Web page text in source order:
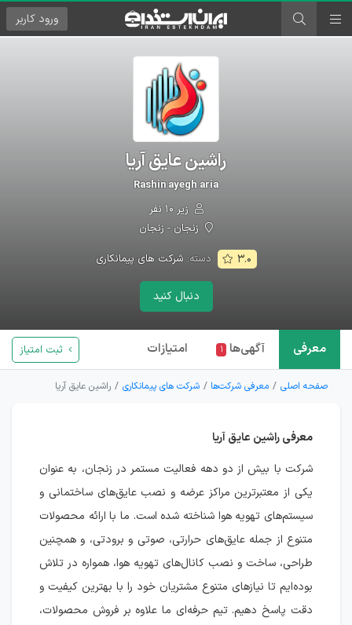
ورود کاربر
راشین عایق آریا
Rashin ayegh aria
زیر ۱۰ نفر
زنجان - زنجان
۳.۰ دسته:شرکت های پیمانکاری
دنبال کنید
معرفی آگهی‌ها ۱ امتیازات ثبت امتیاز
صفحه اصلی معرفی شرکت‌ها شرکت های پیمانکاری راشین عایق آریا
معرفی راشین عایق آریا
شرکت با بیش از دو دهه فعالیت مستمر در زنجان، به عنوان
یکی از معتبرترین مراکز عرضه و نصب عایق‌های ساختمانی و
سیستم‌های تهویه هوا شناخته شده است. ما با ارائه محصولات
متنوع از جمله عایق‌های حرارتی، صوتی و برودتی، و همچنین
طراحی، ساخت و نصب کانال‌های تهویه هوا، همواره در تلاش
بوده‌ایم تا نیازهای متنوع مشتریان خود را با بهترین کیفیت و
دقت پاسخ دهیم. تیم حرفه‌ای ما علاوه بر فروش محصولات،